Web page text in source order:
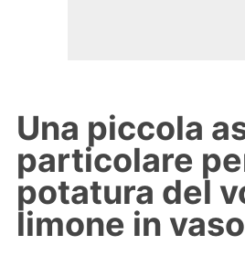
Una piccola
particolare
potatura del
limone in vaso